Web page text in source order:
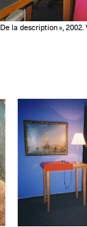
la description »,